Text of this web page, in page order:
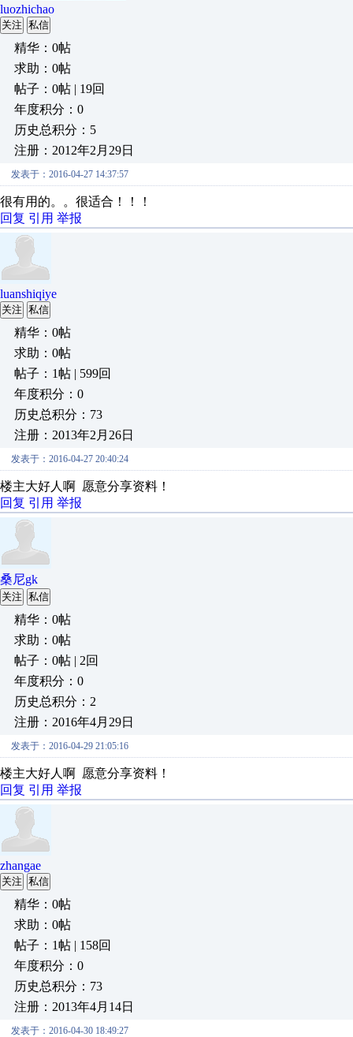
luozhichao
关注 私信
精华：0帖
求助：0帖
帖子：0帖 | 19回
年度积分：0
历史总积分：5
注册：2012年2月29日
发表于：2016-04-27 14:37:57
很有用的。。很适合！！！
回复 引用 举报
luanshiqiye
关注 私信
精华：0帖
求助：0帖
帖子：1帖 | 599回
年度积分：0
历史总积分：73
注册：2013年2月26日
发表于：2016-04-27 20:40:24
楼主大好人啊 愿意分享资料！
回复 引用 举报
桑尼gk
关注 私信
精华：0帖
求助：0帖
帖子：0帖 | 2回
年度积分：0
历史总积分：2
注册：2016年4月29日
发表于：2016-04-29 21:05:16
楼主大好人啊 愿意分享资料！
回复 引用 举报
zhangae
关注 私信
精华：0帖
求助：0帖
帖子：1帖 | 158回
年度积分：0
历史总积分：73
注册：2013年4月14日
发表于：2016-04-30 18:49:27